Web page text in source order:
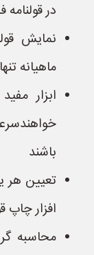
در
نمایش
ماهیانه
ابزار
باشند
تعیین هر
افزار چاپ
محاسبه